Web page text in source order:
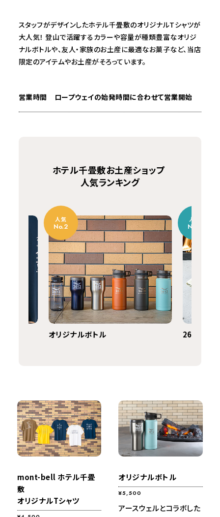
スタッフがデザインしたホテル千畳敷のオリジナルTシャツが
大人気！ 登山で活躍するカラーや容量が種類豊富なオリジ
ナルボトルや、友人・家族のお土産に最適なお菓子など、当店
限定のアイテムやお土産がそろっています。
営業時間 ロープウェイの始発時間に合わせて営業開始
ホテル千畳敷お土産ショップ
人気ランキング
人気
No.2
オリジナルボトル
人気
No.3
2612ショ
mont-bell ホテル千畳
敷
オリジナルTシャツ
オリジナルボトル
¥5,500
アースウェルとコラボした